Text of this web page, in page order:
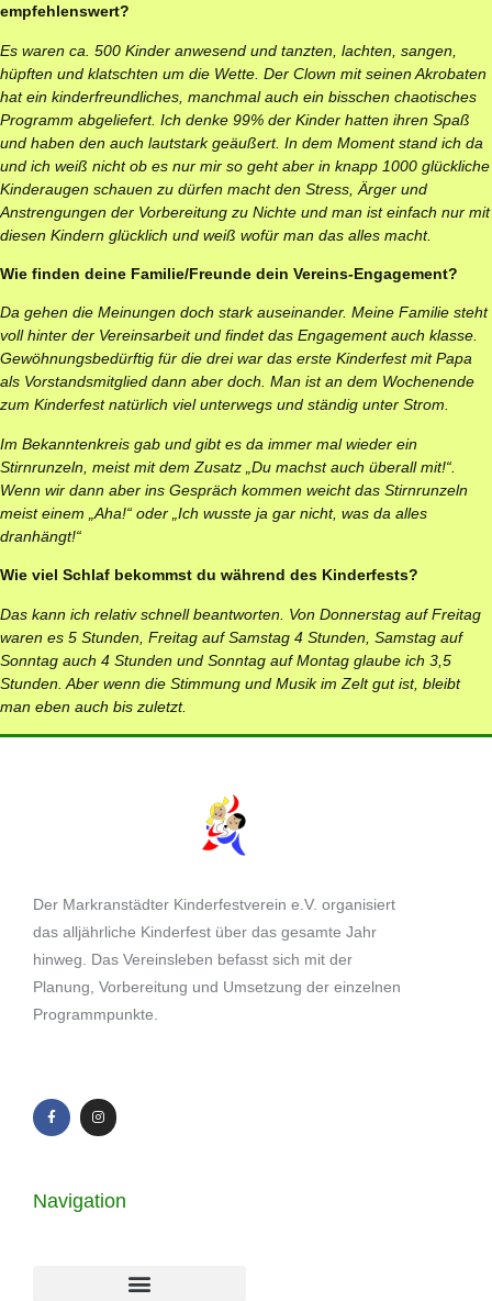
empfehlenswert?
Es waren ca. 500 Kinder anwesend und tanzten, lachten, sangen,
hüpften und klatschten um die Wette. Der Clown mit seinen Akrobaten
hat ein kinderfreundliches, manchmal auch ein bisschen chaotisches
Programm abgeliefert. Ich denke 99% der Kinder hatten ihren Spaß
und haben den auch lautstark geäußert. In dem Moment stand ich da
und ich weiß nicht ob es nur mir so geht aber in knapp 1000 glückliche
Kinderaugen schauen zu dürfen macht den Stress, Ärger und
Anstrengungen der Vorbereitung zu Nichte und man ist einfach nur mit
diesen Kindern glücklich und weiß wofür man das alles macht.
Wie finden deine Familie/Freunde dein Vereins-Engagement?
Da gehen die Meinungen doch stark auseinander. Meine Familie steht
voll hinter der Vereinsarbeit und findet das Engagement auch klasse.
Gewöhnungsbedürftig für die drei war das erste Kinderfest mit Papa
als Vorstandsmitglied dann aber doch. Man ist an dem Wochenende
zum Kinderfest natürlich viel unterwegs und ständig unter Strom.
Im Bekanntenkreis gab und gibt es da immer mal wieder ein
Stirnrunzeln, meist mit dem Zusatz „Du machst auch überall mit!“.
Wenn wir dann aber ins Gespräch kommen weicht das Stirnrunzeln
meist einem „Aha!“ oder „Ich wusste ja gar nicht, was da alles
dranhängt!“
Wie viel Schlaf bekommst du während des Kinderfests?
Das kann ich relativ schnell beantworten. Von Donnerstag auf Freitag
waren es 5 Stunden, Freitag auf Samstag 4 Stunden, Samstag auf
Sonntag auch 4 Stunden und Sonntag auf Montag glaube ich 3,5
Stunden. Aber wenn die Stimmung und Musik im Zelt gut ist, bleibt
man eben auch bis zuletzt.
Der Markranstädter Kinderfestverein e.V. organisiert
das alljährliche Kinderfest über das gesamte Jahr
hinweg. Das Vereinsleben befasst sich mit der
Planung, Vorbereitung und Umsetzung der einzelnen
Programmpunkte.
Navigation